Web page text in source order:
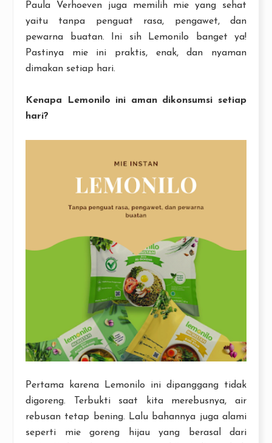
Paula Verhoeven juga memilih mie yang sehat
yaitu tanpa penguat rasa, pengawet, dan
pewarna buatan. Ini sih Lemonilo banget ya!
Pastinya mie ini praktis, enak, dan nyaman
dimakan setiap hari.
Kenapa Lemonilo ini aman dikonsumsi setiap
hari?
Pertama karena Lemonilo ini dipanggang tidak
digoreng. Terbukti saat kita merebusnya, air
rebusan tetap bening. Lalu bahannya juga alami
seperti mie goreng hijau yang berasal dari